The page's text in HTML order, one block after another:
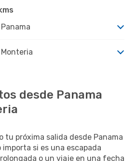
desde Panama
tu próxima salida desde Panama
importa si es una escapada
o un viaje en una fecha